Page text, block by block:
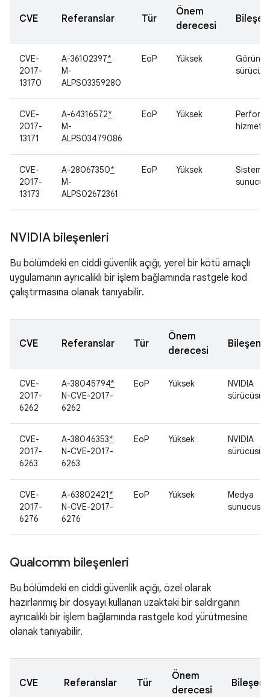
CVE Referanslar Tür
Önem
derecesi
Bileşen
CVE-
2017-
13170
A-36102397*
M-
ALPS03359280
EoP Yüksek
Görüntü
CVE-
2017-
13171
A-64316572*
M-
ALPS03479086
EoP Yüksek
hizmeti
CVE-
2017-
13173
A-28067350*
M-
ALPS02672361
EoP Yüksek
Sistem
NVIDIA bileşenleri
Bu bölümdeki en ciddi güvenlik açığı, yerel bir kötü amaçlı
uygulamanın ayrıcalıklı bir işlem bağlamında rastgele kod
çalıştırmasına olanak tanıyabilir.
CVE Referanslar Tür
Önem
derecesi
Bileşen
CVE-
2017-
6262
A-38045794*
N-CVE-2017-
6262
EoP Yüksek
NVIDIA
sürücüsü
CVE-
2017-
6263
A-38046353*
N-CVE-2017-
6263
EoP Yüksek
NVIDIA
sürücüsü
CVE-
2017-
6276
A-63802421*
N-CVE-2017-
6276
EoP Yüksek
Medya
sunucusu
Qualcomm bileşenleri
Bu bölümdeki en ciddi güvenlik açığı, özel olarak
hazırlanmış bir dosyayı kullanan uzaktaki bir saldırganın
ayrıcalıklı bir işlem bağlamında rastgele kod yürütmesine
olanak tanıyabilir.
CVE Referanslar Tür
Önem
derecesi
Bileşen